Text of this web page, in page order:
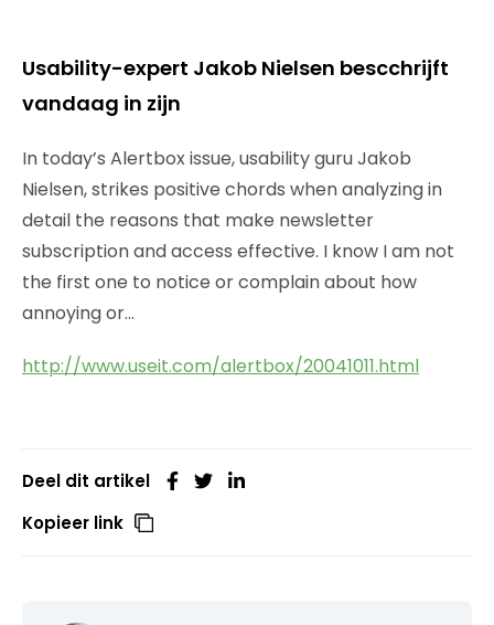
Usability-expert Jakob Nielsen bescchrijft
vandaag in zijn
In today’s Alertbox issue, usability guru Jakob
Nielsen, strikes positive chords when analyzing in
detail the reasons that make newsletter
subscription and access effective. I know I am not
the first one to notice or complain about how
annoying or…
http://www.useit.com/alertbox/20041011.html
Deel dit artikel
Kopieer link